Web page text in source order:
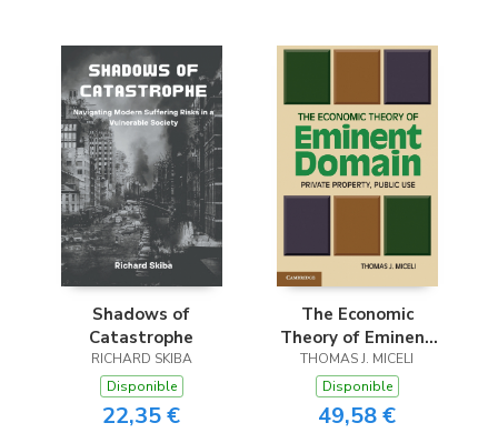
Shadows of
Catastrophe
RICHARD SKIBA
Disponible
22,35 €
The Economic
Theory of Eminent
Domain
THOMAS J. MICELI
Disponible
49,58 €